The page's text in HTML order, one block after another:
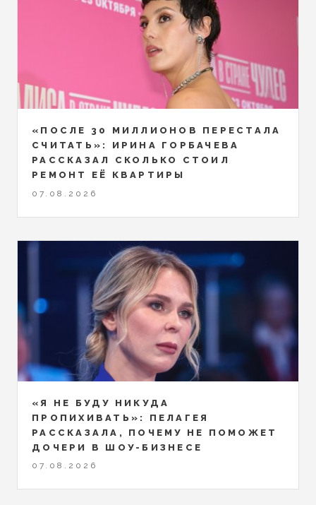
«ПОСЛЕ 30 МИЛЛИОНОВ ПЕРЕСТАЛА
СЧИТАТЬ»: ИРИНА ГОРБАЧЕВА
РАССКАЗАЛ СКОЛЬКО СТОИЛ
РЕМОНТ ЕЁ КВАРТИРЫ
07.08.2026
«Я НЕ БУДУ НИКУДА
ПРОПИХИВАТЬ»: ПЕЛАГЕЯ
РАССКАЗАЛА, ПОЧЕМУ НЕ ПОМОЖЕТ
ДОЧЕРИ В ШОУ-БИЗНЕСЕ
07.08.2026